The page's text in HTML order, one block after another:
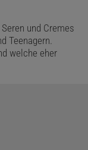
und Cremes
Teenagern.
welche eher